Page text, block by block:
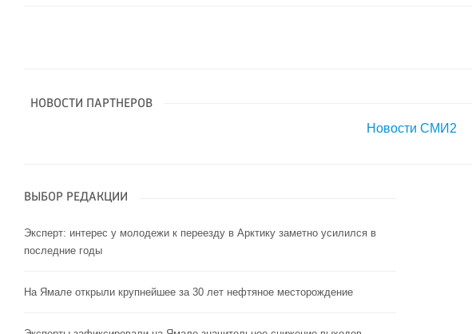
НОВОСТИ ПАРТНЕРОВ
Новости СМИ2
ВЫБОР РЕДАКЦИИ
Эксперт: интерес у молодежи к переезду в Арктику заметно усилился в
последние годы
На Ямале открыли крупнейшее за 30 лет нефтяное месторождение